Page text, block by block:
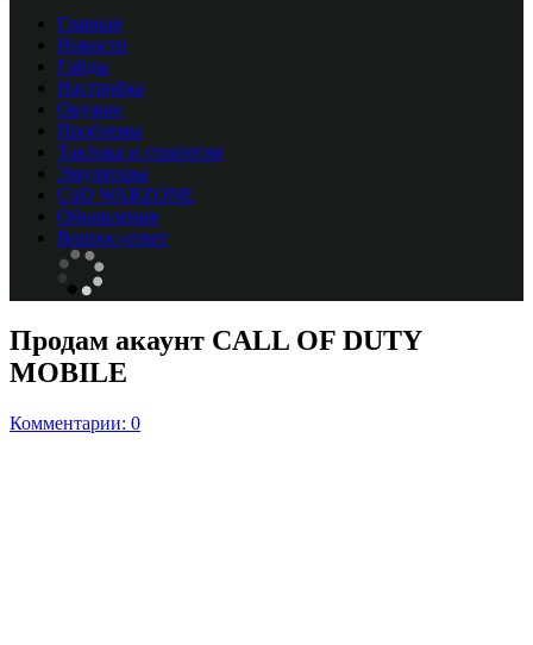
Главная
Новости
Гайды
Настройка
Оружие
Проблемы
Тактика и стратегия
Эмуляторы
CоD WARZONE
Обновления
Вопрос-ответ
Продам акаунт CALL OF DUTY
MOBILE
Комментарии: 0